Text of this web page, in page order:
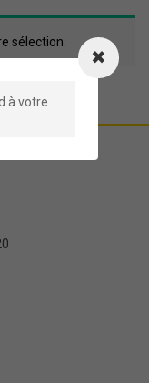
sélection.
à votre